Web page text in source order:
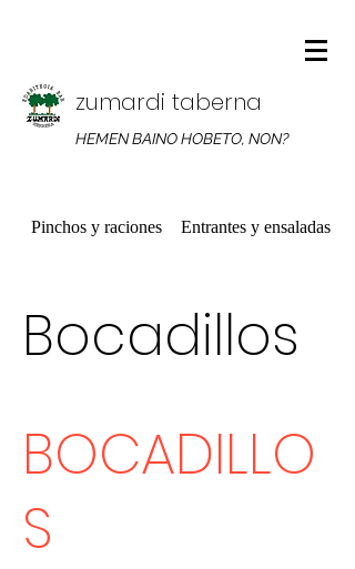
zumardi taberna
HEMEN BAINO HOBETO, NON?
Pinchos y raciones Entrantes y ensaladas
Bocadillos
BOCADILLO
S